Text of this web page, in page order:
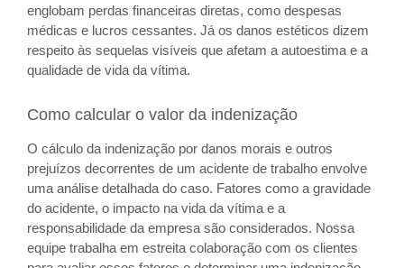
englobam perdas financeiras diretas, como despesas
médicas e lucros cessantes. Já os danos estéticos dizem
respeito às sequelas visíveis que afetam a autoestima e a
qualidade de vida da vítima.
Como calcular o valor da indenização
O cálculo da indenização por danos morais e outros
prejuízos decorrentes de um acidente de trabalho envolve
uma análise detalhada do caso. Fatores como a gravidade
do acidente, o impacto na vida da vítima e a
responsabilidade da empresa são considerados. Nossa
equipe trabalha em estreita colaboração com os clientes